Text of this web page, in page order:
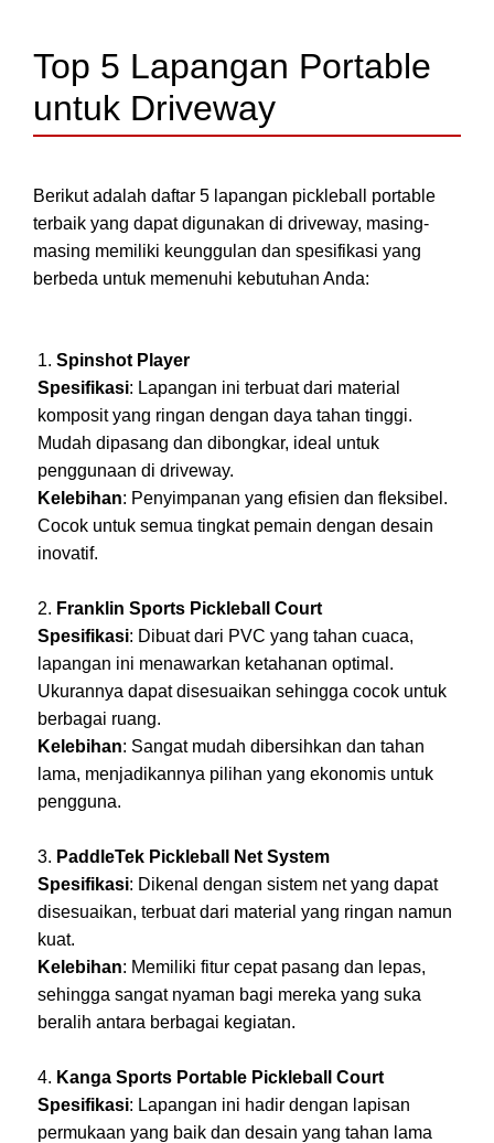
Top 5 Lapangan Portable
untuk Driveway
Berikut adalah daftar 5 lapangan pickleball portable
terbaik yang dapat digunakan di driveway, masing-
masing memiliki keunggulan dan spesifikasi yang
berbeda untuk memenuhi kebutuhan Anda:
Spinshot Player
Spesifikasi: Lapangan ini terbuat dari material
komposit yang ringan dengan daya tahan tinggi.
Mudah dipasang dan dibongkar, ideal untuk
penggunaan di driveway.
Kelebihan: Penyimpanan yang efisien dan fleksibel.
Cocok untuk semua tingkat pemain dengan desain
inovatif.
Franklin Sports Pickleball Court
Spesifikasi: Dibuat dari PVC yang tahan cuaca,
lapangan ini menawarkan ketahanan optimal.
Ukurannya dapat disesuaikan sehingga cocok untuk
berbagai ruang.
Kelebihan: Sangat mudah dibersihkan dan tahan
lama, menjadikannya pilihan yang ekonomis untuk
pengguna.
PaddleTek Pickleball Net System
Spesifikasi: Dikenal dengan sistem net yang dapat
disesuaikan, terbuat dari material yang ringan namun
kuat.
Kelebihan: Memiliki fitur cepat pasang dan lepas,
sehingga sangat nyaman bagi mereka yang suka
beralih antara berbagai kegiatan.
Kanga Sports Portable Pickleball Court
Spesifikasi: Lapangan ini hadir dengan lapisan
permukaan yang baik dan desain yang tahan lama